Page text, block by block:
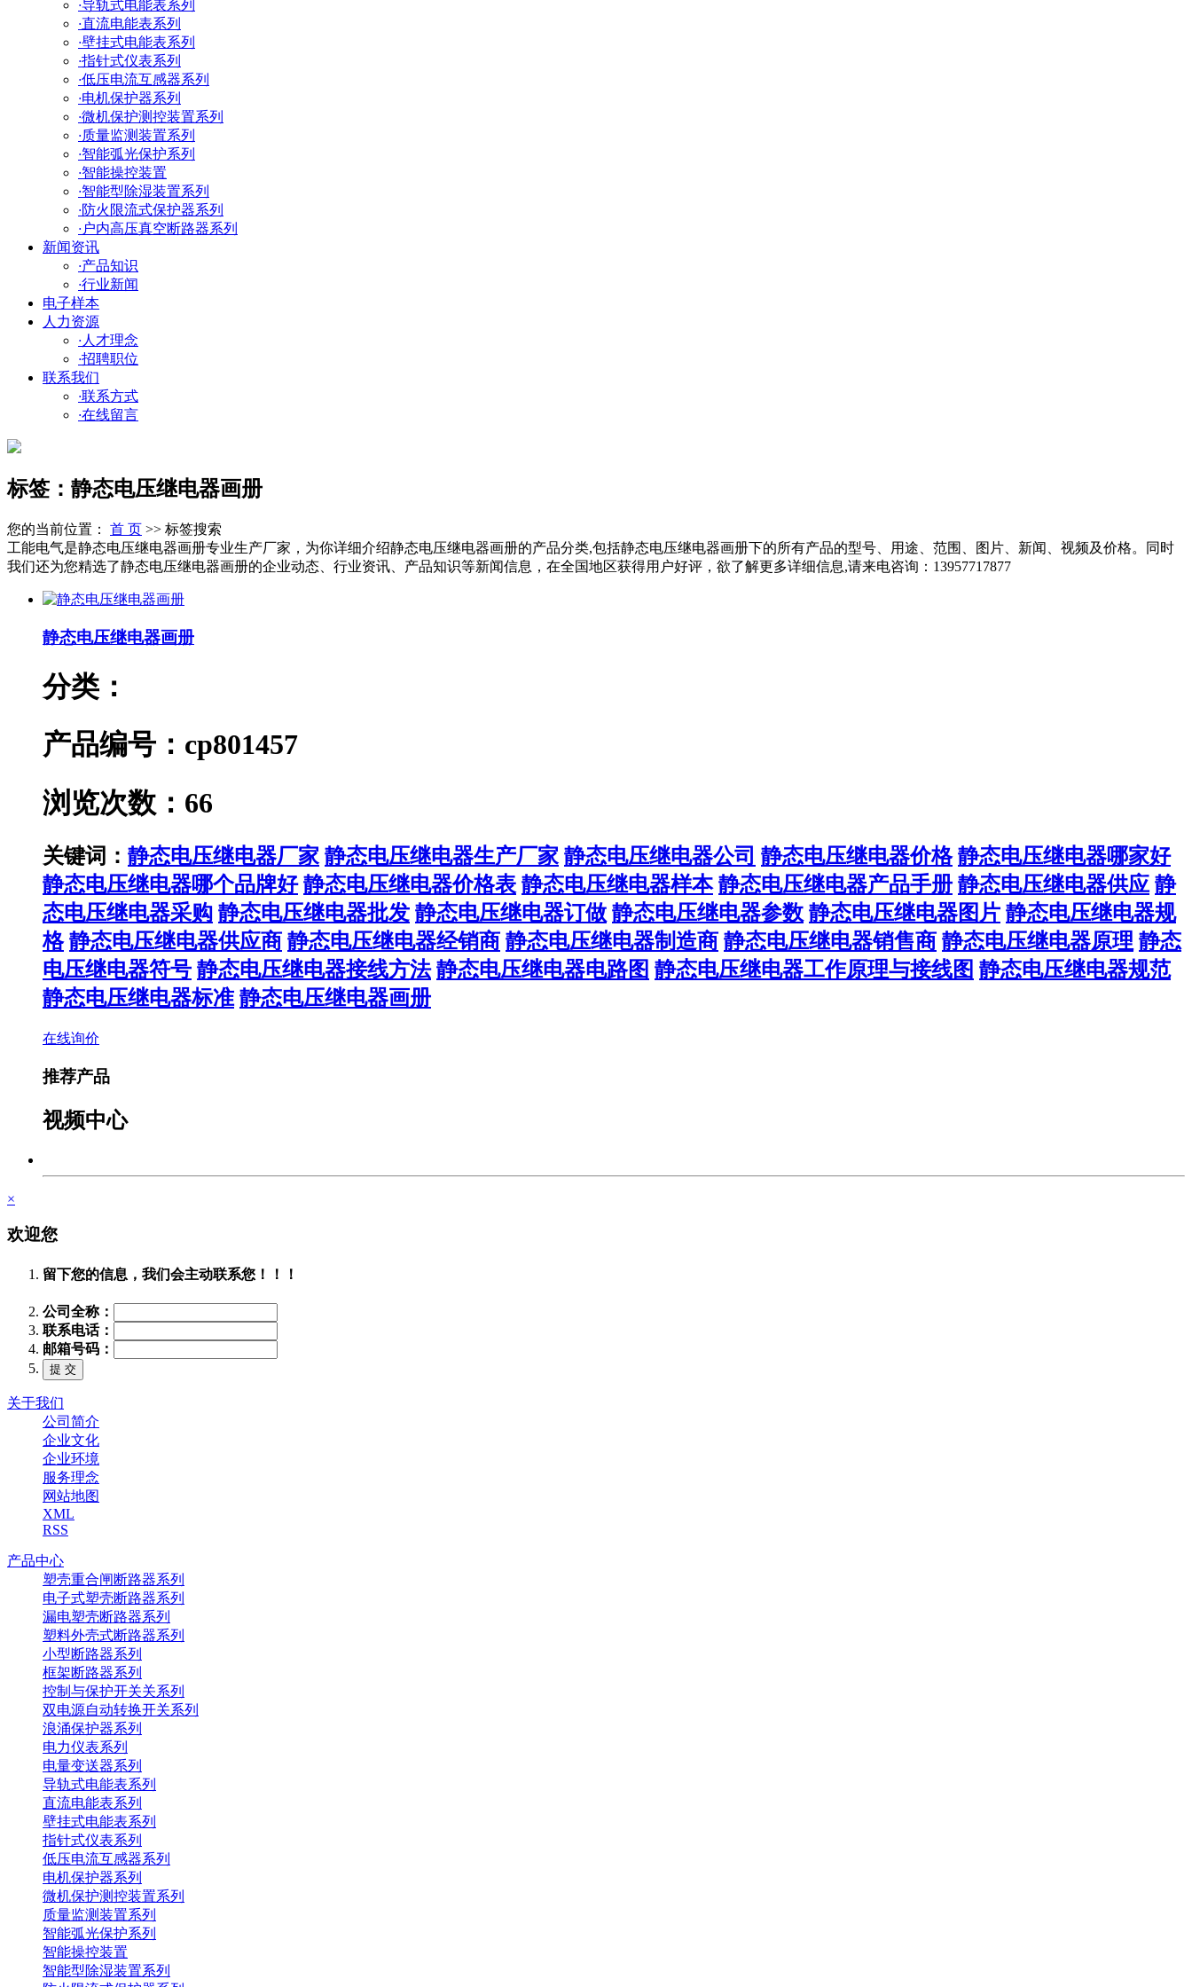
·导轨式电能表系列
·直流电能表系列
·壁挂式电能表系列
·指针式仪表系列
·低压电流互感器系列
·电机保护器系列
·微机保护测控装置系列
·质量监测装置系列
·智能弧光保护系列
·智能操控装置
·智能型除湿装置系列
·防火限流式保护器系列
· 户内高压真空断路器系列
新闻资讯
·产品知识
·行业新闻
电子样本
人力资源
· 人才理念
·招聘职位
联系我们
·联系方式
·在线留言
标签：静态电压继电器画册
您的当前位置： 首 页 >> 标签搜索
工能电气是静态电压继电器画册专业生产厂家，为你详细介绍静态电压继电器画册的产品分类,包括静态电压继电器画册下的所有产品的型号、用途、范围、图片、新闻、视频及价格。同时
我们还为您精选了静态电压继电器画册的企业动态、行业资讯、产品知识等新闻信息，在全国地区获得用户好评，欲了解更多详细信息,请来电咨询：13957717877
静态电压继电器画册
分类：
产品编号：cp801457
浏览次数：66
关键词： 静态电压继电器厂家 静态电压继电器生产厂家 静态电压继电器公司 静态电压继电器价格 静态电压继电器哪家好
静态电压继电器哪个品牌好 静态电压继电器价格表 静态电压继电器样本 静态电压继电器产品手册 静态电压继电器供应 静
态电压继电器采购 静态电压继电器批发 静态电压继电器订做 静态电压继电器参数 静态电压继电器图片 静态电压继电器规
格 静态电压继电器供应商 静态电压继电器经销商 静态电压继电器制造商 静态电压继电器销售商 静态电压继电器原理 静态
电压继电器符号 静态电压继电器接线方法 静态电压继电器电路图 静态电压继电器工作原理与接线图 静态电压继电器规范
静态电压继电器标准 静态电压继电器画册
在线询价
推荐产品
视频中心
×
欢迎您
留下您的信息，我们会主动联系您！！！
公司全称：
联系电话：
邮箱号码：
关于我们
公司简介
企业文化
企业环境
服务理念
网站地图
XML
RSS
产品中心
塑壳重合闸断路器系列
电子式塑壳断路器系列
漏电塑壳断路器系列
塑料外壳式断路器系列
小型断路器系列
框架断路器系列
控制与保护开关关系列
双电源自动转换开关系列
浪涌保护器系列
电力仪表系列
电量变送器系列
导轨式电能表系列
直流电能表系列
壁挂式电能表系列
指针式仪表系列
低压电流互感器系列
电机保护器系列
微机保护测控装置系列
质量监测装置系列
智能弧光保护系列
智能操控装置
智能型除湿装置系列